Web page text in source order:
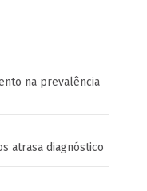
na prevalência
atrasa diagnóstico